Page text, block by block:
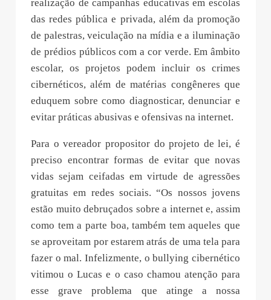
realização de campanhas educativas em escolas
das redes pública e privada, além da promoção
de palestras, veiculação na mídia e a iluminação
de prédios públicos com a cor verde. Em âmbito
escolar, os projetos podem incluir os crimes
cibernéticos, além de matérias congêneres que
eduquem sobre como diagnosticar, denunciar e
evitar práticas abusivas e ofensivas na internet.
Para o vereador propositor do projeto de lei, é
preciso encontrar formas de evitar que novas
vidas sejam ceifadas em virtude de agressões
gratuitas em redes sociais. “Os nossos jovens
estão muito debruçados sobre a internet e, assim
como tem a parte boa, também tem aqueles que
se aproveitam por estarem atrás de uma tela para
fazer o mal. Infelizmente, o bullying cibernético
vitimou o Lucas e o caso chamou atenção para
esse grave problema que atinge a nossa